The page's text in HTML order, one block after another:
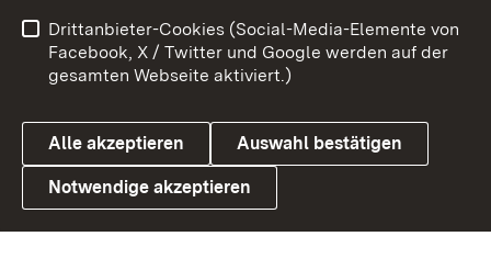
Link zum Landesportal
Benutzungshinweise
Barrierefreiheit
Datenschutz
Cookies
Drittanbieter-Cookies (Social-Media-Elemente von
Facebook, X / Twitter und Google werden auf der
gesamten Webseite aktiviert.)
Alle akzeptieren Auswahl bestätigen
Notwendige akzeptieren